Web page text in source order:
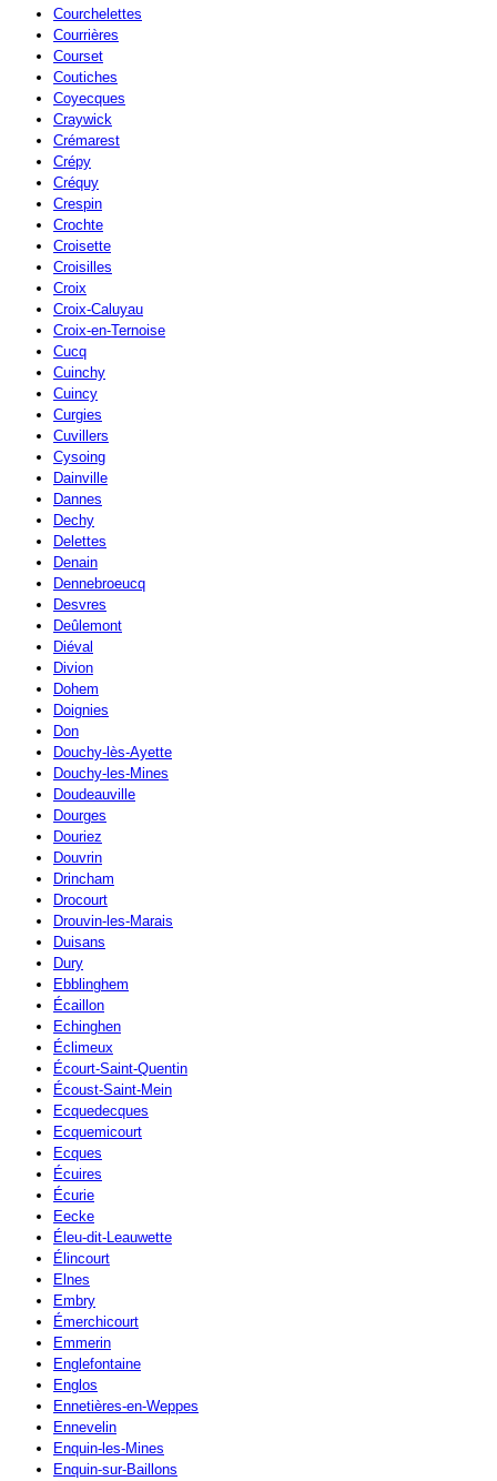
Courchelettes
Courrières
Courset
Coutiches
Coyecques
Craywick
Crémarest
Crépy
Créquy
Crespin
Crochte
Croisette
Croisilles
Croix
Croix-Caluyau
Croix-en-Ternoise
Cucq
Cuinchy
Cuincy
Curgies
Cuvillers
Cysoing
Dainville
Dannes
Dechy
Delettes
Denain
Dennebroeucq
Desvres
Deûlemont
Diéval
Divion
Dohem
Doignies
Don
Douchy-lès-Ayette
Douchy-les-Mines
Doudeauville
Dourges
Douriez
Douvrin
Drincham
Drocourt
Drouvin-les-Marais
Duisans
Dury
Ebblinghem
Écaillon
Echinghen
Éclimeux
Écourt-Saint-Quentin
Écoust-Saint-Mein
Ecquedecques
Ecquemicourt
Ecques
Écuires
Écurie
Eecke
Éleu-dit-Leauwette
Élincourt
Elnes
Embry
Émerchicourt
Emmerin
Englefontaine
Englos
Ennetières-en-Weppes
Ennevelin
Enquin-les-Mines
Enquin-sur-Baillons